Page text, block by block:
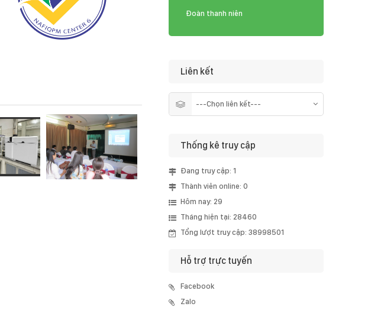
Đoàn thanh niên
Liên kết
Thống kê truy cập
Đang truy cập: 1
Thành viên online: 0
Hôm nay: 29
Tháng hiện tại: 28460
Tổng lượt truy cập: 38998501
Hỗ trợ trực tuyến
Facebook
Zalo